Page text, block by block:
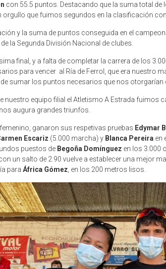
con 55.5 puntos. Destacando que la suma total
orgullo que fuimos segundos en la clasificación
y la suma de puntos conseguida en el
la Segunda División Nacional de clubes.
final, y a falta de completar la carrera de los
para vencer al Ría de Ferrol, que era nuestro
sumar los puntos necesarios que nos otorgarían
nuestro equipo filial el Atletismo A Estrada fuimos
augura grandes triunfos.
ganaron sus respetivas pruebas Edymar
Escariz (5.000 marcha) y Blanca Pereira en
puestos de Begoña Domínguez en los 3.000
un salto de 2.90 vuelve a establecer una mejor
para África Gómez, en los 200 metros lisos.